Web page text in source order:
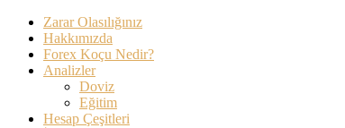
Zarar Olasılığınız
Hakkımızda
Forex Koçu Nedir?
Analizler
Doviz
Eğitim
Hesap Çeşitleri